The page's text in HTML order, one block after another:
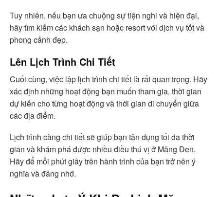
Tuy nhiên, nếu bạn ưa chuộng sự tiện nghi và hiện đại,
hãy tìm kiếm các khách sạn hoặc resort với dịch vụ tốt và
phong cảnh đẹp.
Lên Lịch Trình Chi Tiết
Cuối cùng, việc lập lịch trình chi tiết là rất quan trọng. Hãy
xác định những hoạt động bạn muốn tham gia, thời gian
dự kiến cho từng hoạt động và thời gian di chuyển giữa
các địa điểm.
Lịch trình càng chi tiết sẽ giúp bạn tận dụng tối đa thời
gian và khám phá được nhiều điều thú vị ở Măng Đen.
Hãy để mỗi phút giây trên hành trình của bạn trở nên ý
nghĩa và đáng nhớ.